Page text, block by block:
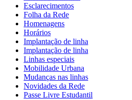
Esclarecimentos
Folha da Rede
Homenagens
Horários
Implantação de linha
Implantação de linha
Linhas especiais
Mobilidade Urbana
Mudanças nas linhas
Novidades da Rede
Passe Livre Estudantil